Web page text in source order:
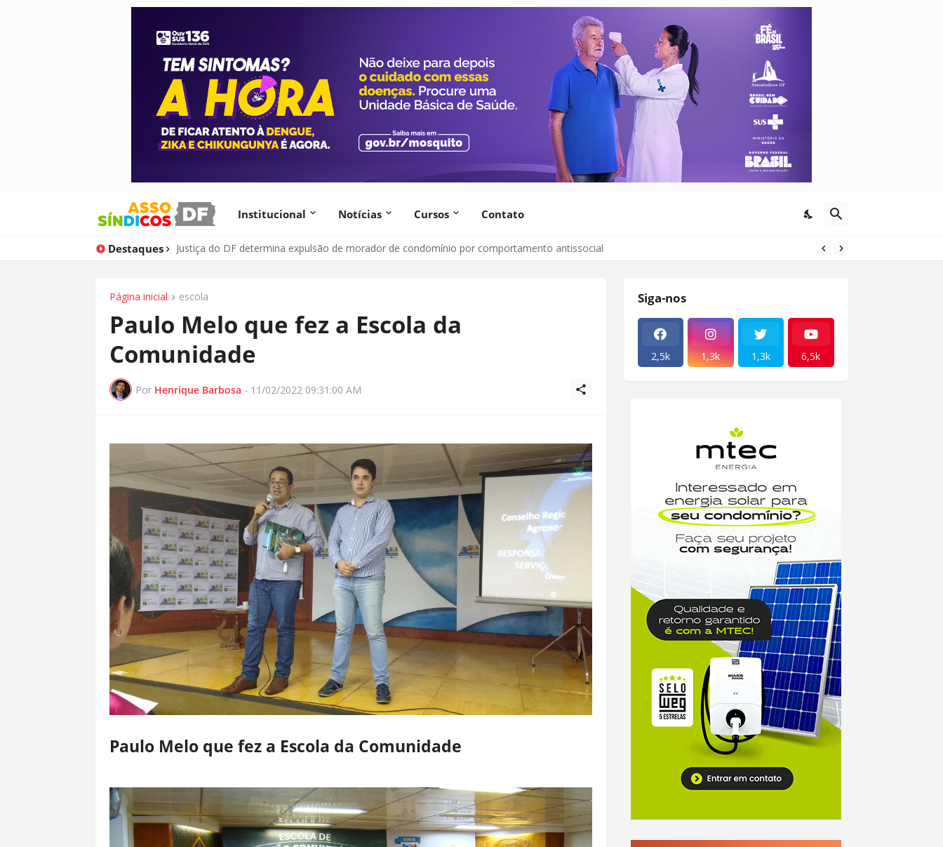
Institucional Notícias Cursos Contato
Destaques Justiça do DF determina expulsão de morador de condomínio por comportamento antissocial
Página inicial escola
Paulo Melo que fez a Escola da
Comunidade
Por Henrique Barbosa - 11/02/2022 09:31:00 AM
Paulo Melo que fez a Escola da Comunidade
Siga-nos
2,5k 1,3k 1,3k 6,5k